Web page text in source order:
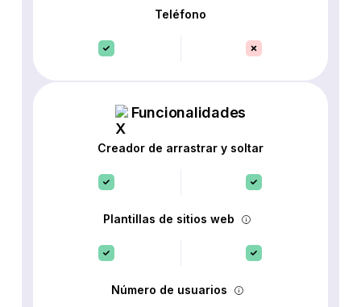
Teléfono
Funcionalidades
Creador de arrastrar y soltar
Plantillas de sitios web
Número de usuarios